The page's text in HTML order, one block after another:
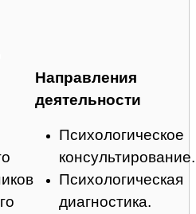
Направления
деятельности
Психологическое
консультирование.
Психологическая
диагностика.